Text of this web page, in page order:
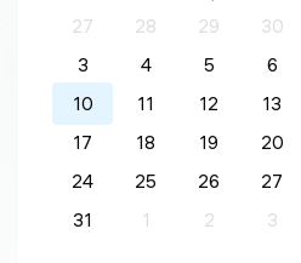
27
28 29 30
3
4 5 6
10
11 12 13
17
18 19 20
24
25 26 27
31
1 2 3